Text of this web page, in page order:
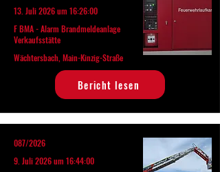
13. Juli 2026 um 16:26:00
F BMA - Alarm Brandmeldeanlage
Verkaufsstätte
Wächtersbach, Main-Kinzig-Straße
Bericht lesen
087/2026
9. Juli 2026 um 16:44:00